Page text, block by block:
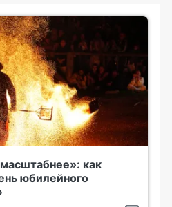
как
юбилейного